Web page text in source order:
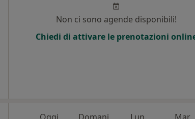
Non ci sono agende disponibili!
Chiedi di attivare le prenotazioni